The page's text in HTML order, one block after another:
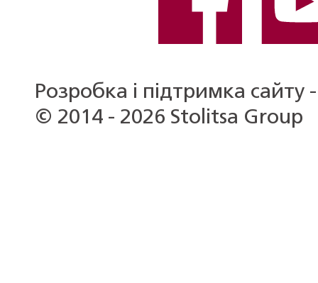
Розробка і підтримка сайту -
© 2014 - 2026 Stolitsa Group